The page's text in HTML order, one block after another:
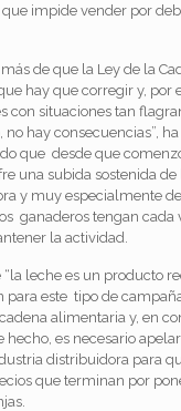
impide vender por
de que la Ley de la
hay que corregir y, por
con situaciones tan
hay consecuencias”, ha
que desde que
una subida sostenida
y muy especialmente de
ganaderos tengan cada
la actividad.
“la leche es un producto
para este tipo de
alimentaria y, en
hecho, es necesario
distribuidora para
que terminan por